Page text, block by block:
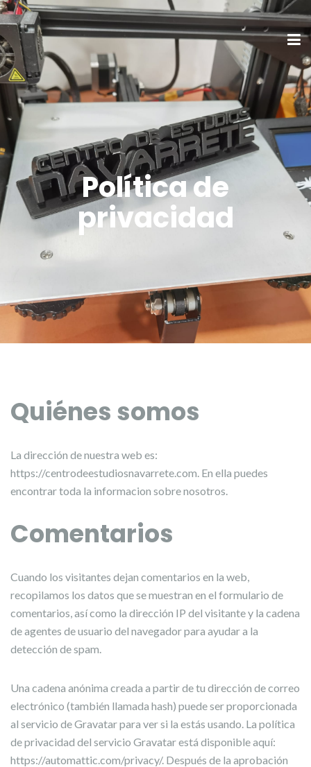
Política de
privacidad
Quiénes somos
La dirección de nuestra web es:
https://centrodeestudiosnavarrete.com. En ella puedes
encontrar toda la informacion sobre nosotros.
Comentarios
Cuando los visitantes dejan comentarios en la web,
recopilamos los datos que se muestran en el formulario de
comentarios, así como la dirección IP del visitante y la cadena
de agentes de usuario del navegador para ayudar a la
detección de spam.
Una cadena anónima creada a partir de tu dirección de correo
electrónico (también llamada hash) puede ser proporcionada
al servicio de Gravatar para ver si la estás usando. La política
de privacidad del servicio Gravatar está disponible aquí:
https://automattic.com/privacy/. Después de la aprobación